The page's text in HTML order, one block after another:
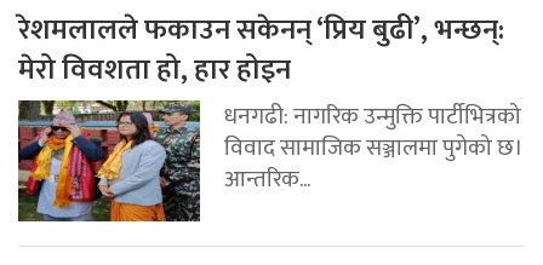
रेशमलालले फकाउन सकेनन् ‘प्रिय बुढी’, भन्छन्:
मेरो विवशता हो, हार होइन
धनगढी: नागरिक उन्मुक्ति पार्टीभित्रको
विवाद सामाजिक सञ्जालमा पुगेको छ।
आन्तरिक...